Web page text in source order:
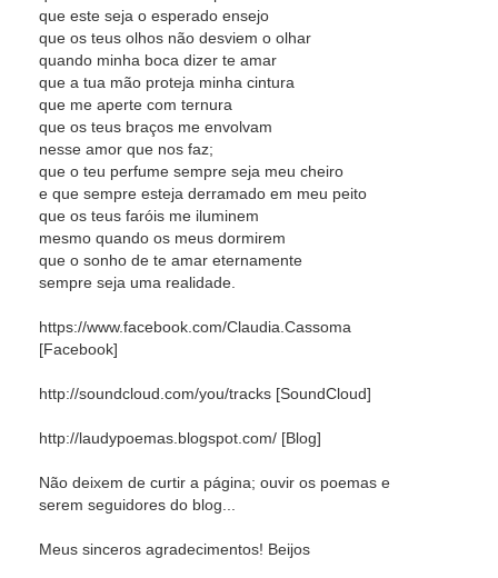
que este seja o esperado ensejo
que os teus olhos não desviem o olhar
quando minha boca dizer te amar
que a tua mão proteja minha cintura
que me aperte com ternura
que os teus braços me envolvam
nesse amor que nos faz;
que o teu perfume sempre seja meu cheiro
e que sempre esteja derramado em meu peito
que os teus faróis me iluminem
mesmo quando os meus dormirem
que o sonho de te amar eternamente
sempre seja uma realidade.
https://www.facebook.com/Claudia.Cassoma
[Facebook]
http://soundcloud.com/you/tracks [SoundCloud]
http://laudypoemas.blogspot.com/ [Blog]
Não deixem de curtir a página; ouvir os poemas e
serem seguidores do blog...
Meus sinceros agradecimentos! Beijos